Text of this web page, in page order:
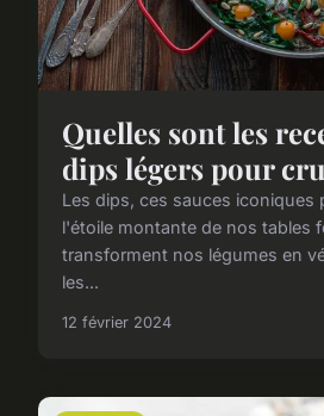
Quelles sont les
dips légers pour
Les dips, ces sauces iconiques
l'étoile montante de nos tables
transforment nos légumes en
les...
12 février 2024